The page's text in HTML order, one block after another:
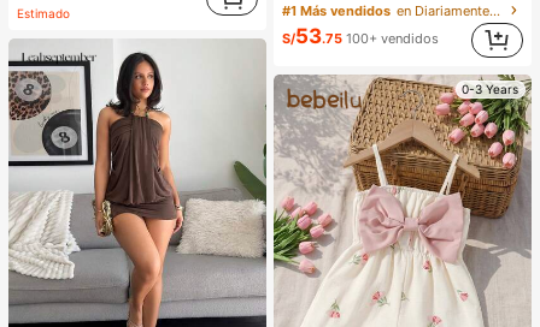
Estimado #1 Más vendidos
en Diariamente Pantalones de chándal de mujer
S/53.75 100+ vendidos
0-3 Years